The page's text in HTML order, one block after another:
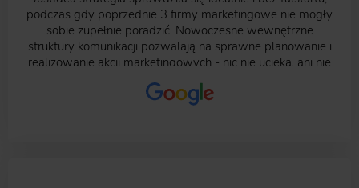
podczas gdy poprzednie 3 firmy marketingowe nie mogły
sobie zupełnie poradzić. Nowoczesne wewnętrzne
struktury komunikacji pozwalają na sprawne planowanie i
realizowanie akcji marketingowych - nic nie ucieka, ani nie
zostaje bez odpowiedzi. Model rozliczania jest ludźki -
niezobowiązujący klienta i nie zjadający reszty marży po
odliczeniu kosztów reklamy. Ta kwestia mnie przekonała